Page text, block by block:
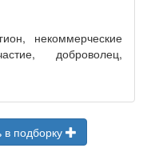
некоммерческие
доброволец,
в подборку